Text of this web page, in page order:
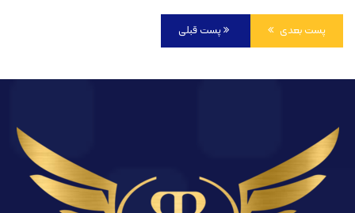
پست قبلی پست بعدی